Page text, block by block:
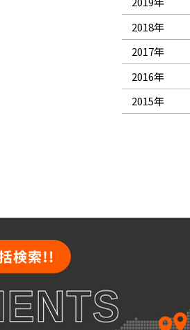
2018年
2017年
2016年
2015年